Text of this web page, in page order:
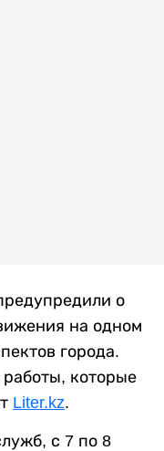
о
на одном
города.
которые
Liter.kz.
с 7 по 8